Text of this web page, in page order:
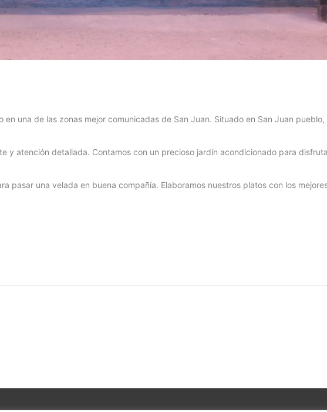
una de las zonas mejor comunicadas de San Juan. Situado en San Juan
y atención detallada. Contamos con un precioso jardín acondicionado para
pasar una velada en buena compañía. Elaboramos nuestros platos con los